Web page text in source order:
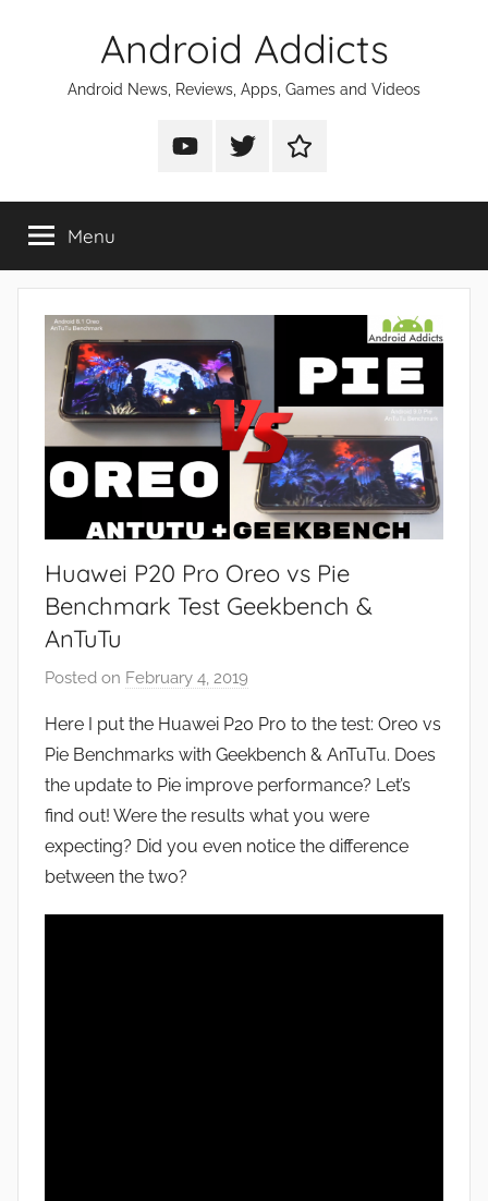
Android Addicts
Android News, Reviews, Apps, Games and Videos
Android
on
Android
on
Android
on
Menu
Huawei P20 Pro Oreo vs Pie
Benchmark Test Geekbench &
AnTuTu
Posted on February 4, 2019
J
o
n
Here I put the Huawei P20 Pro to the test: Oreo vs
Pie Benchmarks with Geekbench & AnTuTu. Does
the update to Pie improve performance? Let’s
find out! Were the results what you were
expecting? Did you even notice the difference
between the two?